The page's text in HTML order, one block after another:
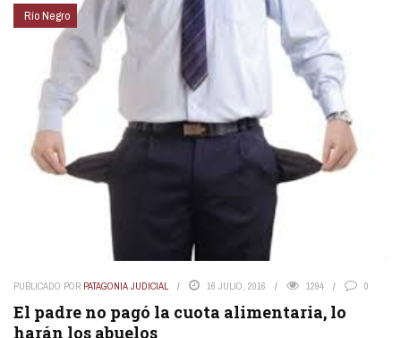
Río Negro
PUBLICADO POR PATAGONIA JUDICIAL 16 JULIO, 2016 1294 0
El padre no pagó la cuota alimentaria, lo
harán los abuelos